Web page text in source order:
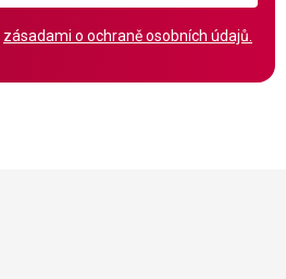
zásadami o ochraně osobních údajů.